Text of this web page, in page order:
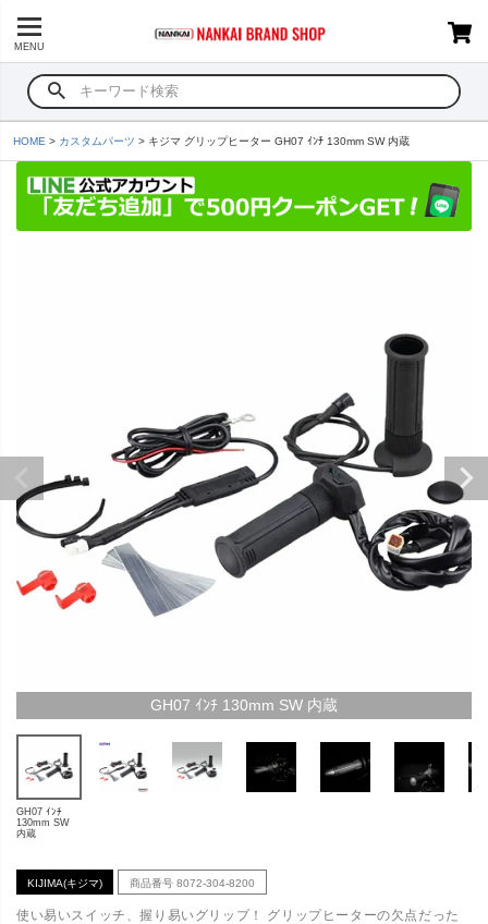
MENU
HOME カスタムパーツ キジマ グリップヒーター GH07 ｲﾝﾁ 130mm SW 内蔵
GH07 ｲﾝﾁ 130mm SW 内蔵
GH07 ｲﾝﾁ
130mm SW
内蔵
KIJIMA(キジマ) 商品番号 8072-304-8200
使い易いスイッチ、握り易いグリップ！ グリップヒーターの欠点だった